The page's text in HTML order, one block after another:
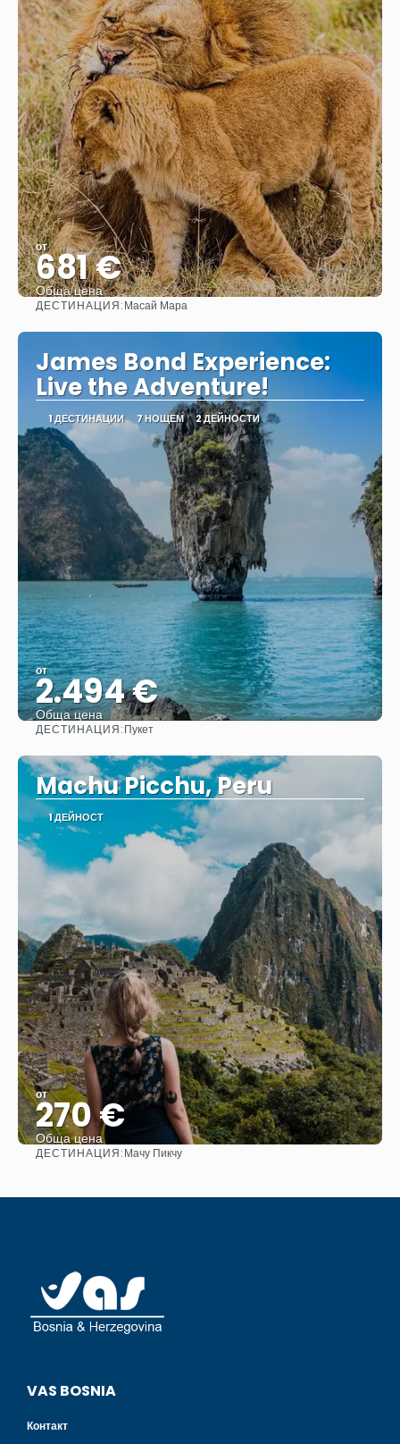
от
681 €
Обща цена
Вижте
ДЕСТИНАЦИЯ:Масай Мара
James Bond Experience:
Live the Adventure!
1 ДЕСТИНАЦИИ 7 НОЩЕМ 2 ДЕЙНОСТИ
от
2.494 €
Обща цена
ДЕСТИНАЦИЯ:Пукет
Machu Picchu, Peru
1 ДЕЙНОСТ
от
270 €
Обща цена
ДЕСТИНАЦИЯ:Мачу Пикчу
VAS BOSNIA
Контакт